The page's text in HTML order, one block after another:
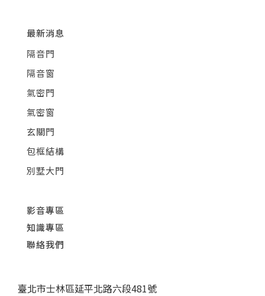
最新消息
隔音門
隔音窗
氣密門
氣密窗
玄關門
包框結構
別墅大門
影音專區
知識專區
聯絡我們
臺北市士林區延平北路六段481號